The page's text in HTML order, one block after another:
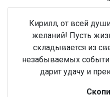
Кирилл, от всей
желаний! Пусть
складывается из
незабываемых
дарит удачу и